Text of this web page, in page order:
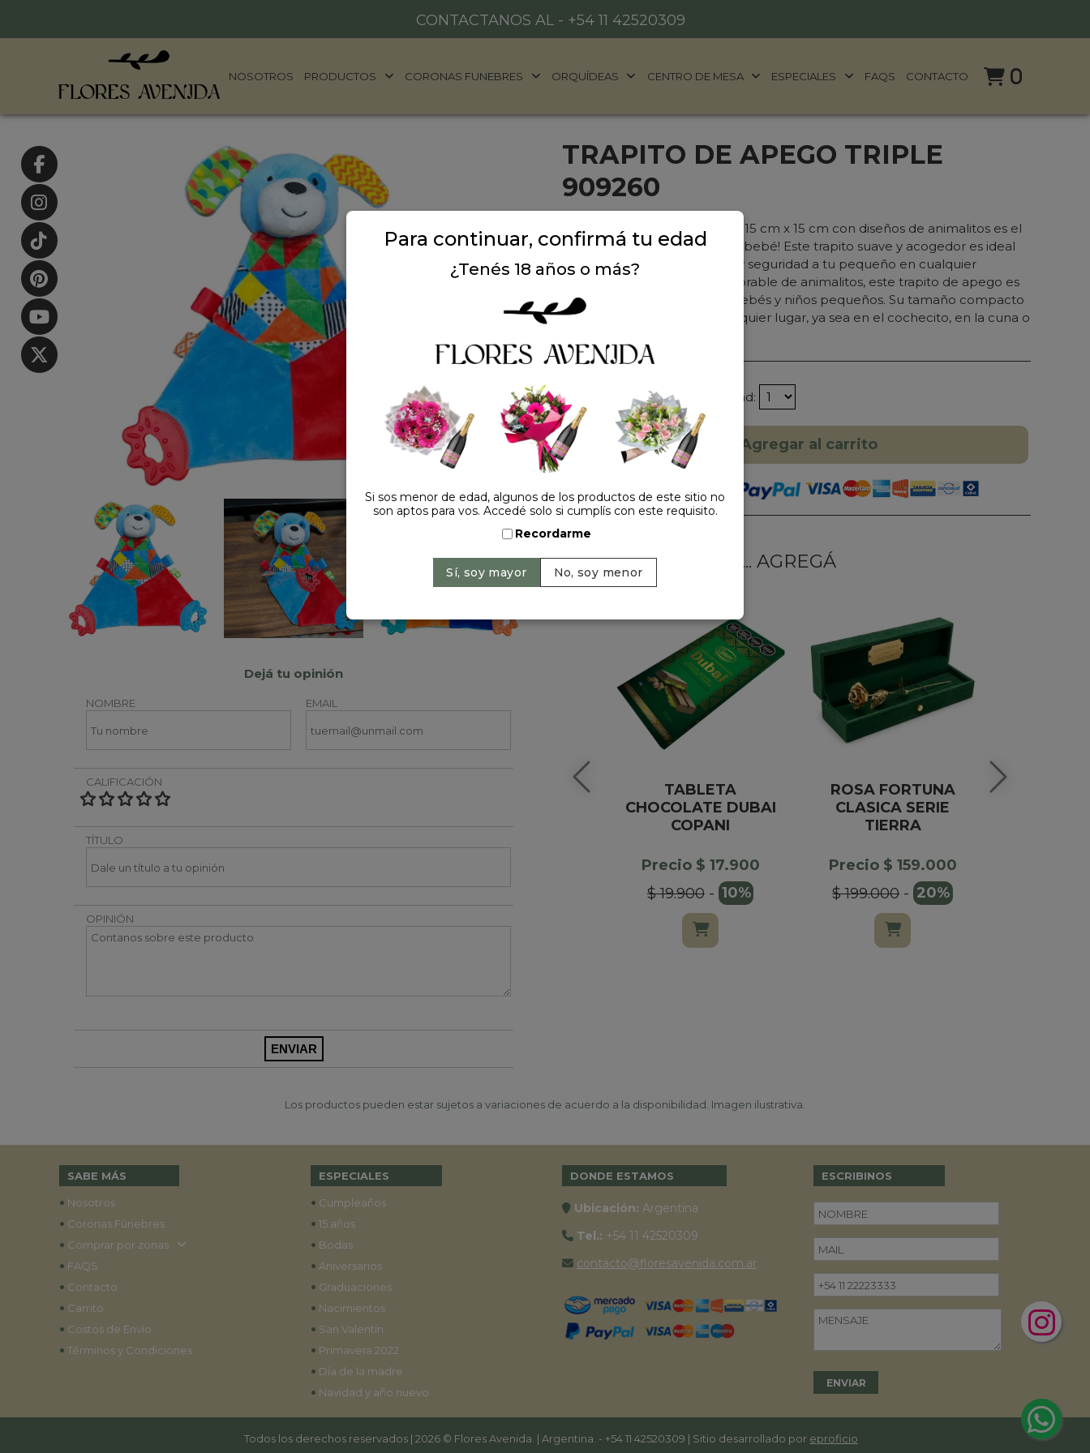
CONTACTANOS AL - +54 11 42520309
NOSOTROS PRODUCTOS CORONAS FUNEBRES ORQUÍDEAS CENTRO DE MESA ESPECIALES FAQS CONTACTO 0
Dejá tu opinión
NOMBRE EMAIL
CALIFICACIÓN
TÍTULO
OPINIÓN
TRAPITO DE APEGO TRIPLE
909260
¡Nuestro trapito de apego de 15 cm x 15 cm con diseños de animalitos es el
compañero perfecto para tu bebé! Este trapito suave y acogedor es ideal
para proporcionar consuelo y seguridad a tu pequeño en cualquier
momento. Con un diseño adorable de animalitos, este trapito de apego es
una excelente opción para bebés y niños pequeños. Su tamaño compacto
lo hace fácil de llevar en cualquier lugar, ya sea en el cochecito, en la cuna o
Precio: $ 11.500 Cantidad:
Agregar al carrito
HACELO ESPECIAL... AGREGÁ
TABLETA
CHOCOLATE DUBAI
COPANI
Precio $ 17.900
$ 19.900- 10%
ROSA FORTUNA
CLASICA SERIE
TIERRA
Precio $ 159.000
$ 199.000- 20%
Los productos pueden estar sujetos a variaciones de acuerdo a la disponibilidad. Imagen ilustrativa.
SABE MÁS
• Nosotros
• Coronas Fúnebres
• Comprar por zonas
• FAQS
• Contacto
• Carrito
• Costos de Envío
• Términos y Condiciones
ESPECIALES
• Cumpleaños
• 15 años
• Bodas
• Aniversarios
• Graduaciones
• Nacimientos
• San Valentín
• Primavera 2022
• Día de la madre
• Navidad y año nuevo
DONDE ESTAMOS
Ubicación: Argentina
Tel.: +54 11 42520309
contacto@floresavenida.com.ar
ESCRIBINOS
Todos los derechos reservados | 2026 © Flores Avenida. | Argentina. - +54 11 42520309 | Sitio desarrollado por eproficio
Para continuar, confirmá tu edad
¿Tenés 18 años o más?
Si sos menor de edad, algunos de los productos de este sitio no
son aptos para vos. Accedé solo si cumplís con este requisito.
Recordarme